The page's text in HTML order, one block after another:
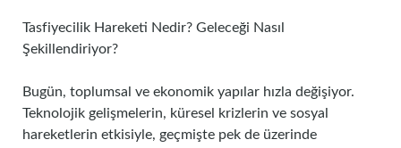
Tasfiyecilik Hareketi Nedir? Geleceği Nasıl
Şekillendiriyor?
Bugün, toplumsal ve ekonomik yapılar hızla değişiyor.
Teknolojik gelişmelerin, küresel krizlerin ve sosyal
hareketlerin etkisiyle, geçmişte pek de üzerinde